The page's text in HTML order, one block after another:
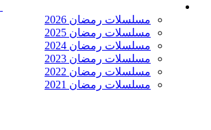
مسلسلات رمضان 2026
مسلسلات رمضان 2025
مسلسلات رمضان 2024
مسلسلات رمضان 2023
مسلسلات رمضان 2022
مسلسلات رمضان 2021